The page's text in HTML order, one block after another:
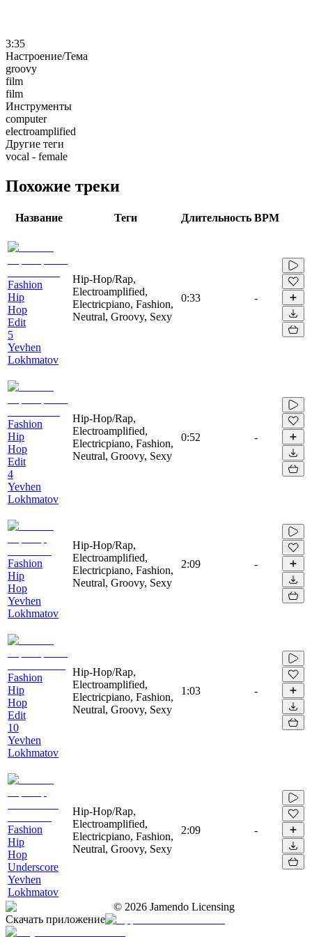
3:35
Настроение/Тема
groovy
film
film
Инструменты
computer
electroamplified
Другие теги
vocal - female
Похожие треки
Название Теги Длительность BPM
Fashion
Hip
Hop
Edit
5
Yevhen
Lokhmatov
Hip-Hop/Rap,
Electroamplified,
Electricpiano, Fashion,
Neutral, Groovy, Sexy
0:33 -
Fashion
Hip
Hop
Edit
4
Yevhen
Lokhmatov
Hip-Hop/Rap,
Electroamplified,
Electricpiano, Fashion,
Neutral, Groovy, Sexy
0:52 -
Fashion
Hip
Hop
Yevhen
Lokhmatov
Hip-Hop/Rap,
Electroamplified,
Electricpiano, Fashion,
Neutral, Groovy, Sexy
2:09 -
Fashion
Hip
Hop
Edit
10
Yevhen
Lokhmatov
Hip-Hop/Rap,
Electroamplified,
Electricpiano, Fashion,
Neutral, Groovy, Sexy
1:03 -
Fashion
Hip
Hop
Underscore
Yevhen
Lokhmatov
Hip-Hop/Rap,
Electroamplified,
Electricpiano, Fashion,
Neutral, Groovy, Sexy
2:09 -
© 2026 Jamendo Licensing
Скачать приложение